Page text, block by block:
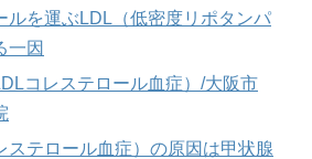
ルを運ぶLDL（低密度リポタンパ
一因
コレステロール血症）/大阪市
ステロール血症）の原因は甲状腺